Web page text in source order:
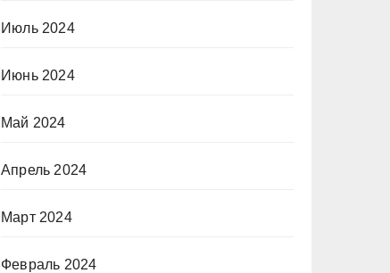
Июль 2024
Июнь 2024
Май 2024
Апрель 2024
Март 2024
Февраль 2024